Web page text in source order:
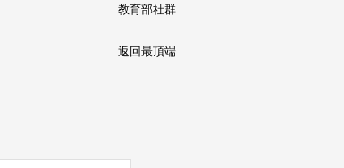
教育部社群
返回最頂端